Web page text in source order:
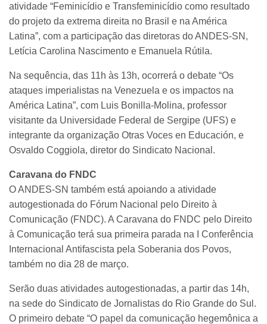
atividade “Feminicídio e Transfeminicídio como resultado
do projeto da extrema direita no Brasil e na América
Latina”, com a participação das diretoras do ANDES-SN,
Letícia Carolina Nascimento e Emanuela Rútila.
Na sequência, das 11h às 13h, ocorrerá o debate “Os
ataques imperialistas na Venezuela e os impactos na
América Latina”, com Luis Bonilla-Molina, professor
visitante da Universidade Federal de Sergipe (UFS) e
integrante da organização Otras Voces en Educación, e
Osvaldo Coggiola, diretor do Sindicato Nacional.
Caravana do FNDC
O ANDES-SN também está apoiando a atividade
autogestionada do Fórum Nacional pelo Direito à
Comunicação (FNDC). A Caravana do FNDC pelo Direito
à Comunicação terá sua primeira parada na I Conferência
Internacional Antifascista pela Soberania dos Povos,
também no dia 28 de março.
Serão duas atividades autogestionadas, a partir das 14h,
na sede do Sindicato de Jornalistas do Rio Grande do Sul.
O primeiro debate “O papel da comunicação hegemônica a